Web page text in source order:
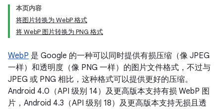
本页内容
将图片转换为 WebP 格式
将 WebP 图片转换为 PNG 格式
WebP 是 Google 的一种可以同时提供有损压缩（像 JPEG
一样）和透明度（像 PNG 一样）的图片文件格式，不过与
JPEG 或 PNG 相比，这种格式可以提供更好的压缩。
Android 4.0（API 级别 14）及更高版本支持有损 WebP 图
片，Android 4.3（API 级别 18）及更高版本支持无损且透